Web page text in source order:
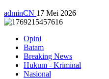
adminCN 17 Mei 2026
Opini
Batam
Breaking News
Hukum - Kriminal
Nasional